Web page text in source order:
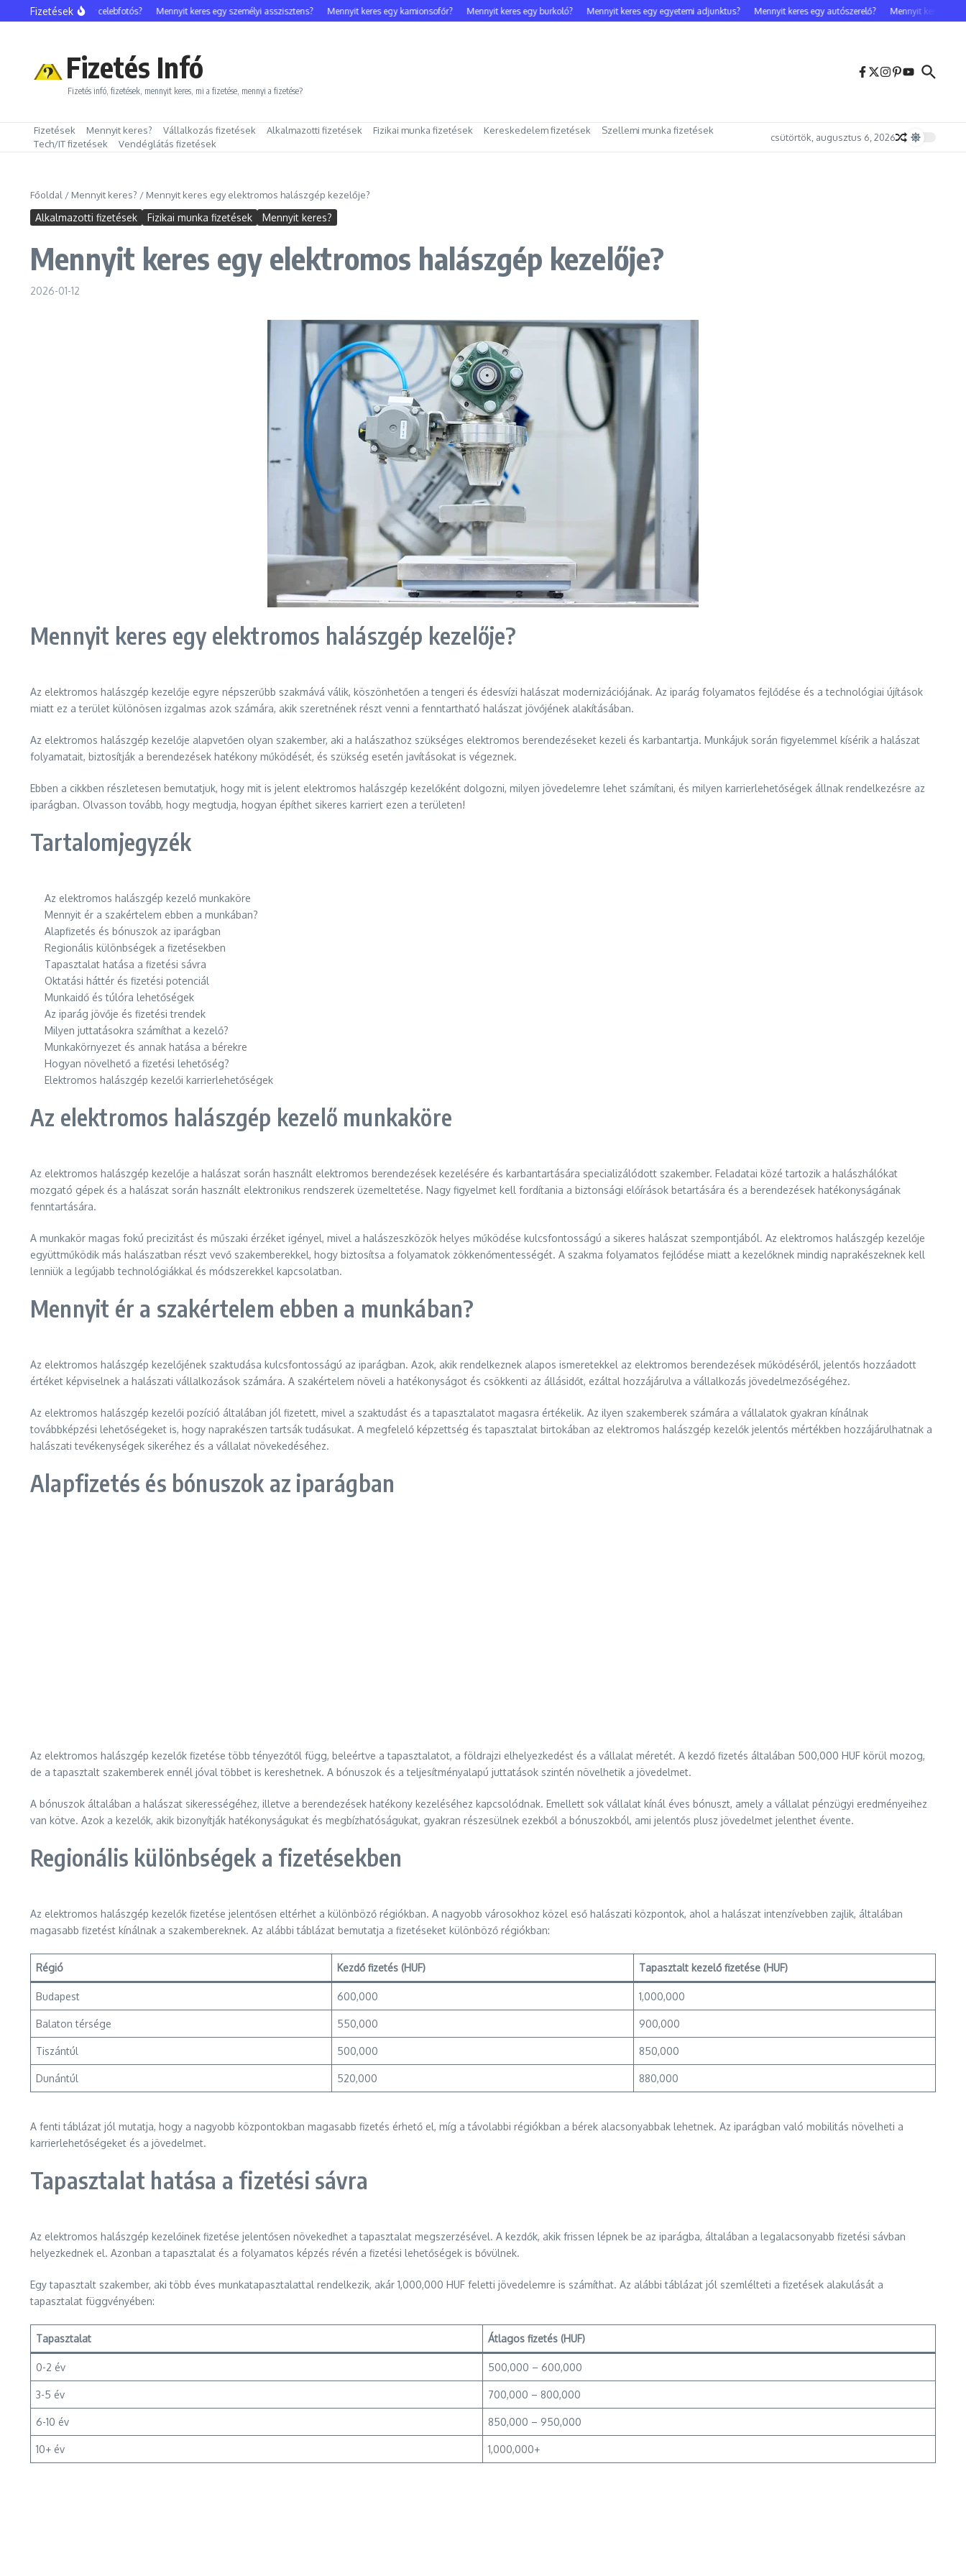
Ugrás a tartalomhoz
Fizetések
Mennyit keres egy celebfotós? Mennyit keres egy személyi asszisztens? Mennyit keres egy kamionsofőr? Mennyit keres egy burkoló? Mennyit keres egy egyetemi adjunktus? Mennyit keres egy autószerelő? Mennyit keres egy
Fizetés Infó
Fizetés infó, fizetések, mennyit keres, mi a fizetése, mennyi a fizetése?
Fizetések Mennyit keres? Vállalkozás fizetések Alkalmazotti fizetések Fizikai munka fizetések Kereskedelem fizetések
Szellemi munka fizetések
Tech/IT fizetések
Vendéglátás fizetések
csütörtök, augusztus 6, 2026
Főoldal / Mennyit keres? / Mennyit keres egy elektromos halászgép kezelője?
Alkalmazotti fizetések Fizikai munka fizetések Mennyit keres?
Mennyit keres egy elektromos halászgép kezelője?
2026-01-12
Mennyit keres egy elektromos halászgép kezelője?
Az elektromos halászgép kezelője egyre népszerűbb szakmává válik, köszönhetően a tengeri és édesvízi halászat modernizációjának. Az iparág folyamatos fejlődése és a technológiai újítások
miatt ez a terület különösen izgalmas azok számára, akik szeretnének részt venni a fenntartható halászat jövőjének alakításában.
Az elektromos halászgép kezelője alapvetően olyan szakember, aki a halászathoz szükséges elektromos berendezéseket kezeli és karbantartja. Munkájuk során figyelemmel kísérik a halászat
folyamatait, biztosítják a berendezések hatékony működését, és szükség esetén javításokat is végeznek.
Ebben a cikkben részletesen bemutatjuk, hogy mit is jelent elektromos halászgép kezelőként dolgozni, milyen jövedelemre lehet számítani, és milyen karrierlehetőségek állnak rendelkezésre az
iparágban. Olvasson tovább, hogy megtudja, hogyan építhet sikeres karriert ezen a területen!
Tartalomjegyzék
Az elektromos halászgép kezelő munkaköre
Mennyit ér a szakértelem ebben a munkában?
Alapfizetés és bónuszok az iparágban
Regionális különbségek a fizetésekben
Tapasztalat hatása a fizetési sávra
Oktatási háttér és fizetési potenciál
Munkaidő és túlóra lehetőségek
Az iparág jövője és fizetési trendek
Milyen juttatásokra számíthat a kezelő?
Munkakörnyezet és annak hatása a bérekre
Hogyan növelhető a fizetési lehetőség?
Elektromos halászgép kezelői karrierlehetőségek
Az elektromos halászgép kezelő munkaköre
Az elektromos halászgép kezelője a halászat során használt elektromos berendezések kezelésére és karbantartására specializálódott szakember. Feladatai közé tartozik a halászhálókat
mozgató gépek és a halászat során használt elektronikus rendszerek üzemeltetése. Nagy figyelmet kell fordítania a biztonsági előírások betartására és a berendezések hatékonyságának
fenntartására.
A munkakör magas fokú precizitást és műszaki érzéket igényel, mivel a halászeszközök helyes működése kulcsfontosságú a sikeres halászat szempontjából. Az elektromos halászgép kezelője
együttműködik más halászatban részt vevő szakemberekkel, hogy biztosítsa a folyamatok zökkenőmentességét. A szakma folyamatos fejlődése miatt a kezelőknek mindig naprakészeknek kell
lenniük a legújabb technológiákkal és módszerekkel kapcsolatban.
Mennyit ér a szakértelem ebben a munkában?
Az elektromos halászgép kezelőjének szaktudása kulcsfontosságú az iparágban. Azok, akik rendelkeznek alapos ismeretekkel az elektromos berendezések működéséről, jelentős hozzáadott
értéket képviselnek a halászati vállalkozások számára. A szakértelem növeli a hatékonyságot és csökkenti az állásidőt, ezáltal hozzájárulva a vállalkozás jövedelmezőségéhez.
Az elektromos halászgép kezelői pozíció általában jól fizetett, mivel a szaktudást és a tapasztalatot magasra értékelik. Az ilyen szakemberek számára a vállalatok gyakran kínálnak
továbbképzési lehetőségeket is, hogy naprakészen tartsák tudásukat. A megfelelő képzettség és tapasztalat birtokában az elektromos halászgép kezelők jelentős mértékben hozzájárulhatnak a
halászati tevékenységek sikeréhez és a vállalat növekedéséhez.
Alapfizetés és bónuszok az iparágban
Az elektromos halászgép kezelők fizetése több tényezőtől függ, beleértve a tapasztalatot, a földrajzi elhelyezkedést és a vállalat méretét. A kezdő fizetés általában 500,000 HUF körül mozog,
de a tapasztalt szakemberek ennél jóval többet is kereshetnek. A bónuszok és a teljesítményalapú juttatások szintén növelhetik a jövedelmet.
A bónuszok általában a halászat sikerességéhez, illetve a berendezések hatékony kezeléséhez kapcsolódnak. Emellett sok vállalat kínál éves bónuszt, amely a vállalat pénzügyi eredményeihez
van kötve. Azok a kezelők, akik bizonyítják hatékonyságukat és megbízhatóságukat, gyakran részesülnek ezekből a bónuszokból, ami jelentős plusz jövedelmet jelenthet évente.
Regionális különbségek a fizetésekben
Az elektromos halászgép kezelők fizetése jelentősen eltérhet a különböző régiókban. A nagyobb városokhoz közel eső halászati központok, ahol a halászat intenzívebben zajlik, általában
magasabb fizetést kínálnak a szakembereknek. Az alábbi táblázat bemutatja a fizetéseket különböző régiókban:
Régió Kezdő fizetés (HUF) Tapasztalt kezelő fizetése (HUF)
Budapest 600,000 1,000,000
Balaton térsége 550,000 900,000
Tiszántúl 500,000 850,000
Dunántúl 520,000 880,000
A fenti táblázat jól mutatja, hogy a nagyobb központokban magasabb fizetés érhető el, míg a távolabbi régiókban a bérek alacsonyabbak lehetnek. Az iparágban való mobilitás növelheti a
karrierlehetőségeket és a jövedelmet.
Tapasztalat hatása a fizetési sávra
Az elektromos halászgép kezelőinek fizetése jelentősen növekedhet a tapasztalat megszerzésével. A kezdők, akik frissen lépnek be az iparágba, általában a legalacsonyabb fizetési sávban
helyezkednek el. Azonban a tapasztalat és a folyamatos képzés révén a fizetési lehetőségek is bővülnek.
Egy tapasztalt szakember, aki több éves munkatapasztalattal rendelkezik, akár 1,000,000 HUF feletti jövedelemre is számíthat. Az alábbi táblázat jól szemlélteti a fizetések alakulását a
tapasztalat függvényében:
Tapasztalat Átlagos fizetés (HUF)
0-2 év 500,000 – 600,000
3-5 év 700,000 – 800,000
6-10 év 850,000 – 950,000
10+ év 1,000,000+